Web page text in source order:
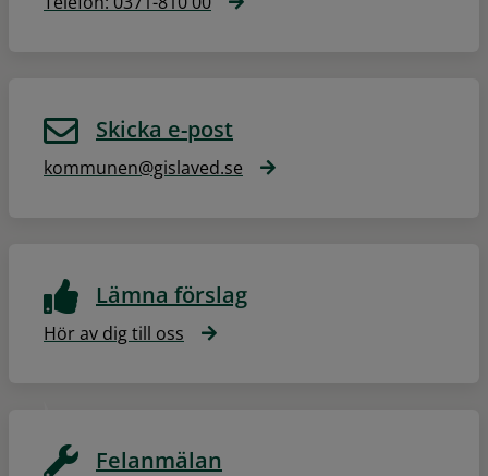
Skicka e-post
kommunen@gislaved.se
Lämna förslag
Hör av dig till oss
Felanmälan